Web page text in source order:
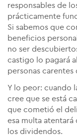
responsables de
prácticamente
Si sabemos que
beneficios
no ser
castigo lo pagará
personas
Y lo peor: cuando
cree que se está
que cometió el
esa multa
los dividendos.